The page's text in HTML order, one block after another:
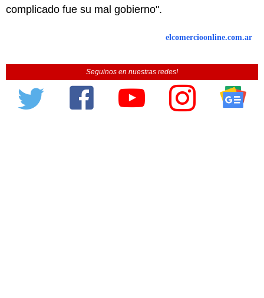
complicado fue su mal gobierno".
elcomercioonline.com.ar
Seguinos en nuestras redes!